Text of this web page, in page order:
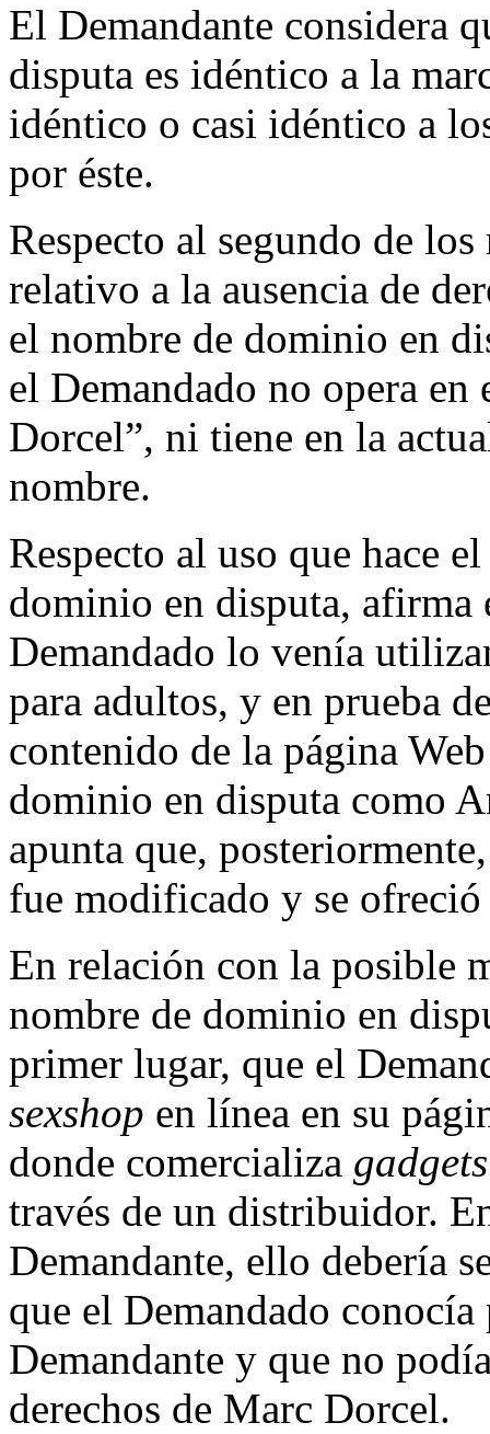
El Demandante considera
disputa es idéntico a la
idéntico o casi idéntico a
por éste.
Respecto al segundo de
relativo a la ausencia de
el nombre de dominio en
el Demandado no opera
Dorcel”, ni tiene en la
nombre.
Respecto al uso que hace
dominio en disputa, afirma
Demandado lo venía
para adultos, y en prueba
contenido de la página
dominio en disputa como
apunta que,
fue modificado y se ofreció
En relación con la posible
nombre de dominio en
primer lugar, que el
sexshop en línea en su
donde comercializa gadgets
través de un distribuidor.
Demandante, ello debería
que el Demandado
Demandante y que no
derechos de Marc Dorcel.